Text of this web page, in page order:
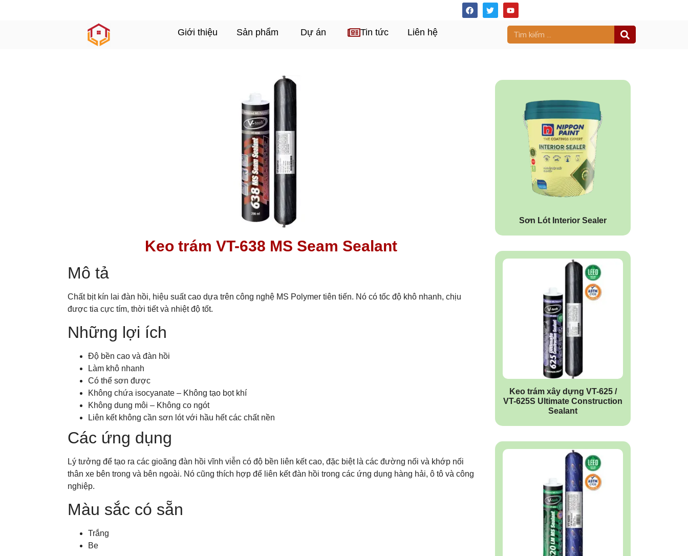
Giới thiệu Sản phẩm Dự án Tin tức Liên hệ
Keo trám VT-638 MS Seam Sealant
Mô tả
Chất bịt kín lai đàn hồi, hiệu suất cao dựa trên công nghệ MS Polymer tiên tiến. Nó có tốc độ khô nhanh, chịu
được tia cực tím, thời tiết và nhiệt độ tốt.
Những lợi ích
Độ bền cao và đàn hồi
Làm khô nhanh
Có thể sơn được
Không chứa isocyanate – Không tạo bọt khí
Không dung môi – Không co ngót
Liên kết không cần sơn lót với hầu hết các chất nền
Các ứng dụng
Lý tưởng để tạo ra các gioăng đàn hồi vĩnh viễn có độ bền liên kết cao, đặc biệt là các đường nối và khớp nối
thân xe bên trong và bên ngoài. Nó cũng thích hợp để liên kết đàn hồi trong các ứng dụng hàng hải, ô tô và công
nghiệp.
Màu sắc có sẵn
Trắng
Be
Sơn Lót Interior Sealer
Keo trám xây dựng VT-625 /
VT-625S Ultimate Construction
Sealant